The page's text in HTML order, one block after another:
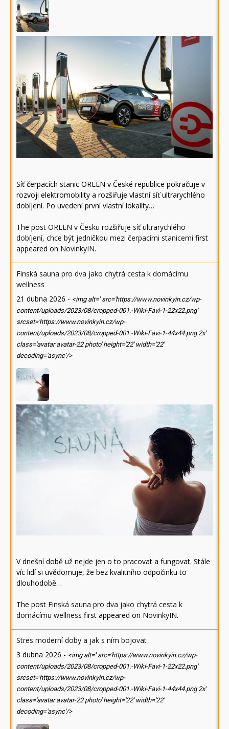
Síť čerpacích stanic ORLEN v České republice pokračuje v
rozvoji elektromobility a rozšiřuje vlastní síť ultrarychlého
dobíjení. Po uvedení první vlastní lokality…
The post ORLEN v Česku rozšiřuje síť ultrarychlého
dobíjení, chce být jedničkou mezi čerpacími stanicemi first
appeared on NovinkyIN.
Finská sauna pro dva jako chytrá cesta k domácímu
wellness
21 dubna 2026 - <img alt='' src='https://www.novinkyin.cz/wp-
content/uploads/2023/08/cropped-001.-Wiki-Favi-1-22x22.png'
srcset='https://www.novinkyin.cz/wp-
content/uploads/2023/08/cropped-001.-Wiki-Favi-1-44x44.png 2x'
class='avatar avatar-22 photo' height='22' width='22'
decoding='async'/>
V dnešní době už nejde jen o to pracovat a fungovat. Stále
víc lidí si uvědomuje, že bez kvalitního odpočinku to
dlouhodobě…
The post Finská sauna pro dva jako chytrá cesta k
domácímu wellness first appeared on NovinkyIN.
Stres moderní doby a jak s ním bojovat
3 dubna 2026 - <img alt='' src='https://www.novinkyin.cz/wp-
content/uploads/2023/08/cropped-001.-Wiki-Favi-1-22x22.png'
srcset='https://www.novinkyin.cz/wp-
content/uploads/2023/08/cropped-001.-Wiki-Favi-1-44x44.png 2x'
class='avatar avatar-22 photo' height='22' width='22'
decoding='async'/>